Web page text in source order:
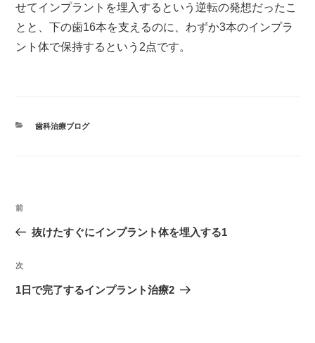
せてインプラントを埋入するという逆転の発想だったこ
とと、下の歯16本を支えるのに、わずか3本のインプラ
ント体で保持するという2点です。
カ
歯科治療ブログ
投
ナ
ビ
ー
過
去
投
稿
前
抜けたすぐにインプラント体を埋入する1
次
の
次
1日で完了するインプラント治療2